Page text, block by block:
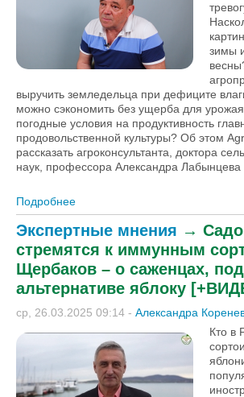
зимы
выручить земледельца при дефиците
можно сэкономить без ущерба для
погодные условия на продуктивность
продовольственной культуры? Об этом
рассказать агроконсультанта, доктора
наук, профессора Александра Лабынцева
Подробнее
рекомендации и прогнозы
Александра Лабынцева
Экспертные мнения →
стремятся к иммунным
Щербаков – о саженцах,
альтернативе яблоку
ср, 26.03.2025 09:14 - Александра
Кто в